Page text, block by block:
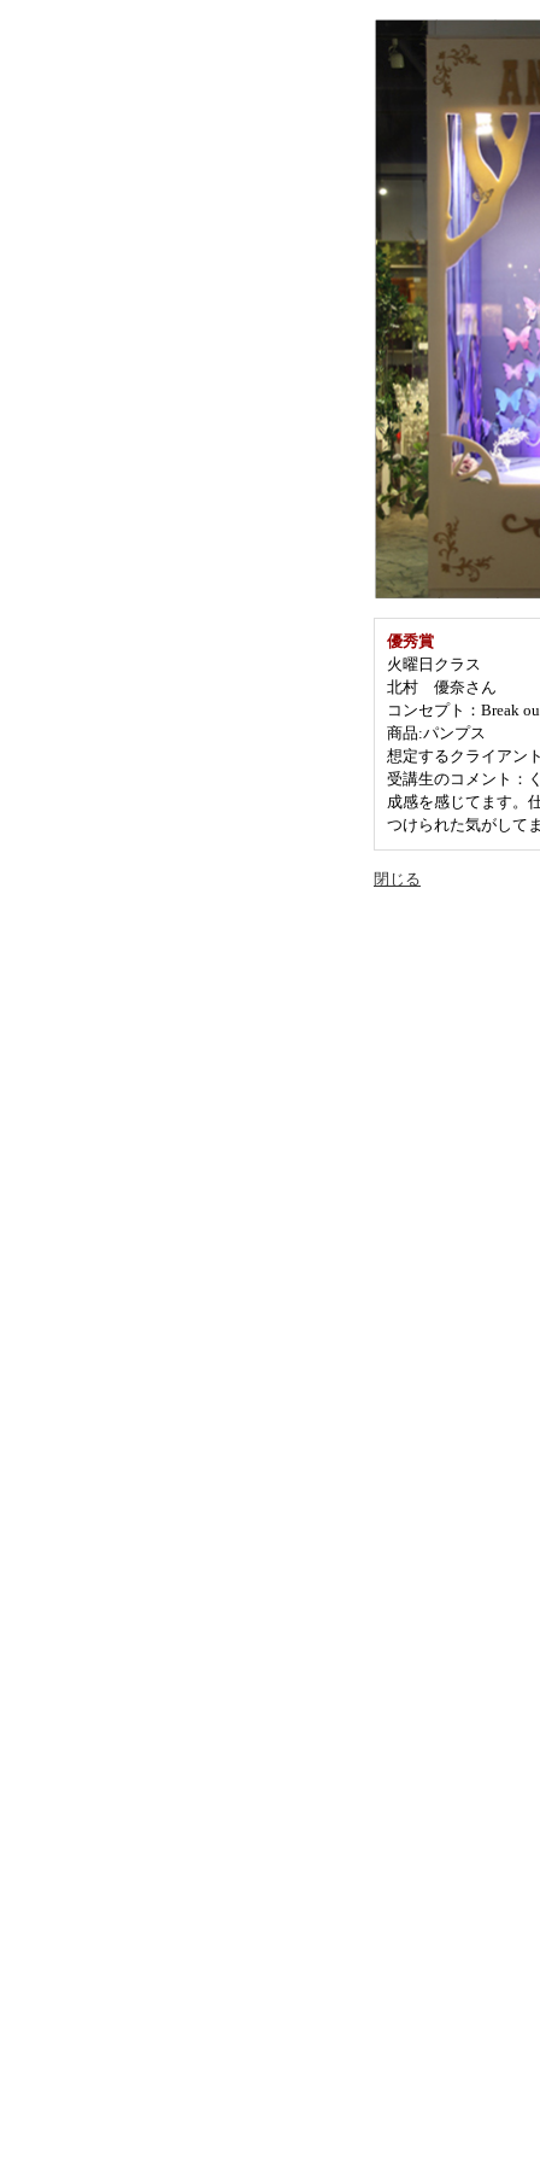
優秀賞
火曜日クラス
北村 優奈さん
コンセプト：Break
商品:パンプス
想定するクライアン
受講生のコメント：
成感を感じてます。
つけられた気がして
閉じる